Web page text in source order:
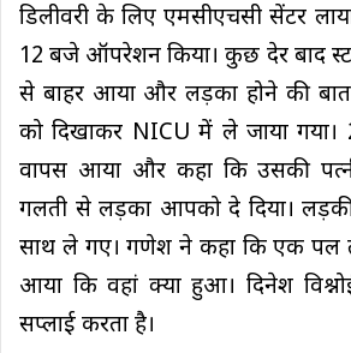
डिलीवरी के लिए एमसीएचसी सेंटर
12 बजे ऑपरेशन किया। कुछ देर बाद
से बाहर आया और लड़का होने की
को दिखाकर NICU में ले जाया गया।
वापस आया और कहा कि उसकी
गलती से लड़का आपको दे दिया।
साथ ले गए। गणेश ने कहा कि एक पल
आया कि वहां क्या हुआ। दिनेश
सप्लाई करता है।